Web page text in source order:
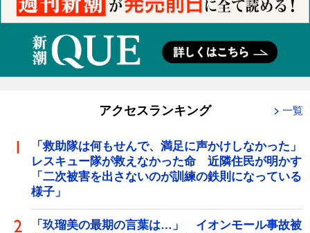
アクセスランキング 一覧
「救助隊は何もせんで、満足に声かけしなかった」
レスキュー隊が救えなかった命 近隣住民が明かす
「二次被害を出さないのが訓練の鉄則になっている
様子」
「玖瑠美の最期の言葉は…」 イオンモール事故被